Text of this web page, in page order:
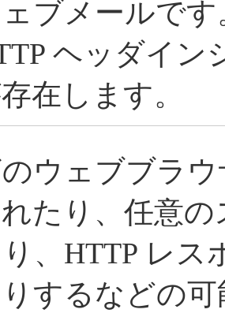
ブメールで
ヘッダイン
在します。
ウェブブラ
たり、任意
、HTTP レス
するなどの